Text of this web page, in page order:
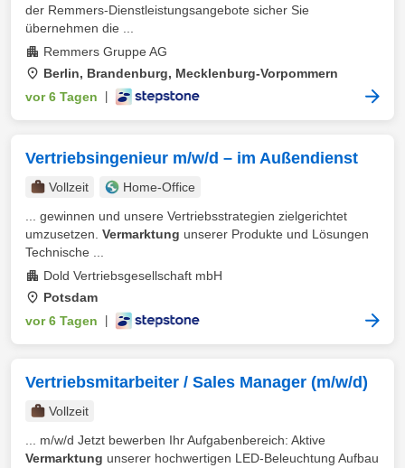
der Remmers-Dienstleistungsangebote sicher Sie
übernehmen die ...
Remmers Gruppe AG
Berlin, Brandenburg, Mecklenburg-Vorpommern
vor 6 Tagen
Vertriebsingenieur m/w/d – im Außendienst
Vollzeit
Home-Office
... gewinnen und unsere Vertriebsstrategien zielgerichtet
umzusetzen. Vermarktung unserer Produkte und Lösungen
Technische ...
Dold Vertriebsgesellschaft mbH
Potsdam
vor 6 Tagen
Vertriebsmitarbeiter / Sales Manager (m/w/d)
Vollzeit
... m/w/d Jetzt bewerben Ihr Aufgabenbereich: Aktive
Vermarktung unserer hochwertigen LED-Beleuchtung Aufbau